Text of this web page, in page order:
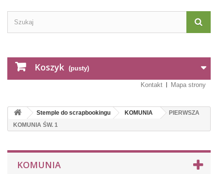
Koszyk (pusty)
Kontakt Mapa strony
Stemple do scrapbookingu KOMUNIA
PIERWSZA
KOMUNIA ŚW. 1
KOMUNIA